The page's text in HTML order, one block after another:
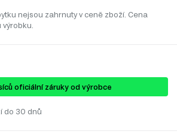
nejsou zahrnuty v ceně zboží. Cena
oficiální záruky od výrobce
do 30 dnů